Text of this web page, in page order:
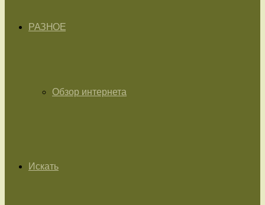
РАЗНОЕ
Обзор интернета
Искать